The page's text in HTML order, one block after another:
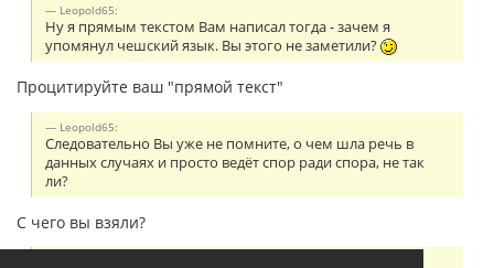
Leopold65:
Ну я прямым текстом Вам написал тогда - зачем я
упомянул чешский язык. Вы этого не заметили?
Процитируйте ваш "прямой текст"
Leopold65:
Следовательно Вы уже не помните, о чем шла речь в
данных случаях и просто ведёт спор ради спора, не так
ли?
С чего вы взяли?